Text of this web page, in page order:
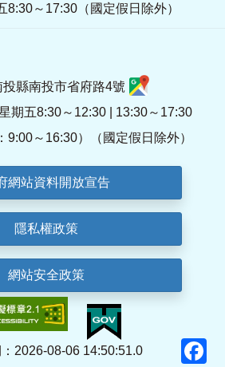
8:30～17:30（國定假日除外）
縣南投市省府路4號
期五8:30～12:30 | 13:30～17:30
9:00～16:30）（國定假日除外）
網站資料開放宣告
隱私權政策
網站安全政策
2026-08-06 14:50:51.0